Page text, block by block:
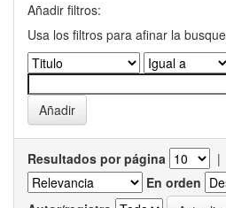
Añadir filtros:
Usa los filtros para afinar la
Resultados por página |
En orden